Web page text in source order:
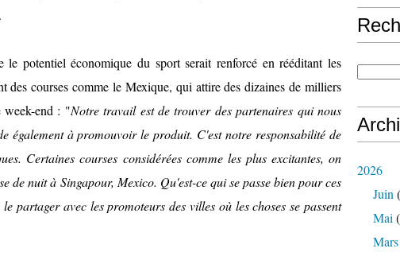
potentiel économique du sport serait renforcé en rééditant les
des courses comme le Mexique, qui attire des dizaines de milliers
week-end : "Notre travail est de trouver des partenaires qui nous
également à promouvoir le produit. C'est notre responsabilité de
Certaines courses considérées comme les plus excitantes, on
de nuit à Singapour, Mexico. Qu'est-ce qui se passe bien pour ces
partager avec les promoteurs des villes où les choses se passent
2026
Juin
Mai
Mars